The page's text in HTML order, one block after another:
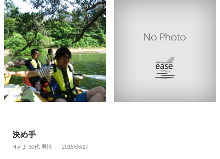
決め手
Hさま 30代 男性 2015/06/27